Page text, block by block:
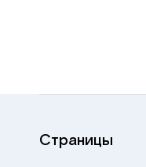
Страницы